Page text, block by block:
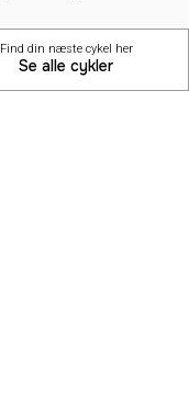
Find din næste cykel her
Se alle cykler